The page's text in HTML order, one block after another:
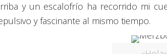
y un escalofrío ha recorrido mi
y fascinante al mismo tiempo.